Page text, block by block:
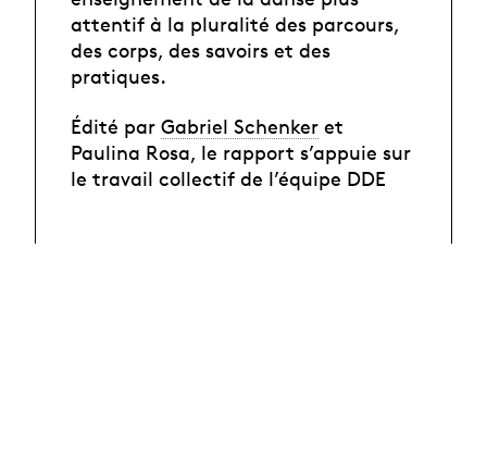
attentif à la pluralité des parcours,
des corps, des savoirs et des
pratiques.
Édité par Gabriel Schenker et
Paulina Rosa, le rapport s’appuie sur
le travail collectif de l’équipe DDE